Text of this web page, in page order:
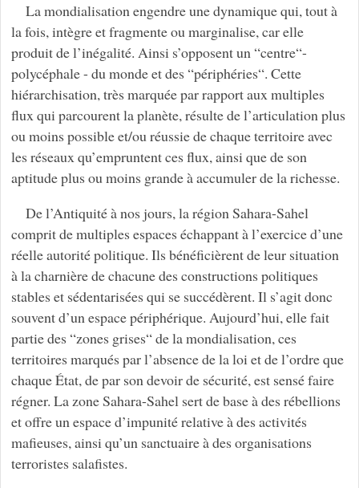
La mondialisation engendre une dynamique qui, tout à
la fois, intègre et fragmente ou marginalise, car elle
produit de l’inégalité. Ainsi s’opposent un “centre“-
polycéphale - du monde et des “périphéries“. Cette
hiérarchisation, très marquée par rapport aux multiples
flux qui parcourent la planète, résulte de l’articulation plus
ou moins possible et/ou réussie de chaque territoire avec
les réseaux qu’empruntent ces flux, ainsi que de son
aptitude plus ou moins grande à accumuler de la richesse.
De l’Antiquité à nos jours, la région Sahara-Sahel
comprit de multiples espaces échappant à l’exercice d’une
réelle autorité politique. Ils bénéficièrent de leur situation
à la charnière de chacune des constructions politiques
stables et sédentarisées qui se succédèrent. Il s’agit donc
souvent d’un espace périphérique. Aujourd’hui, elle fait
partie des “zones grises“ de la mondialisation, ces
territoires marqués par l’absence de la loi et de l’ordre que
chaque État, de par son devoir de sécurité, est sensé faire
régner. La zone Sahara-Sahel sert de base à des rébellions
et offre un espace d’impunité relative à des activités
mafieuses, ainsi qu’un sanctuaire à des organisations
terroristes salafistes.